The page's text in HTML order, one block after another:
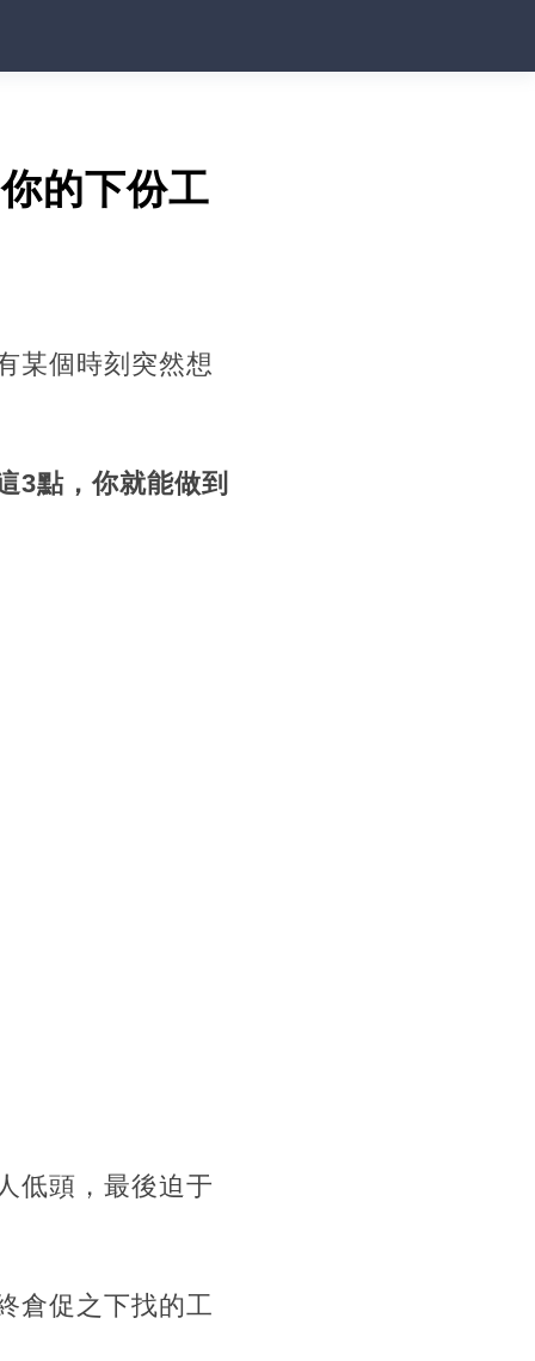
的下份工
某個時刻突然想
3點，你就能做到
低頭，最後迫于
倉促之下找的工